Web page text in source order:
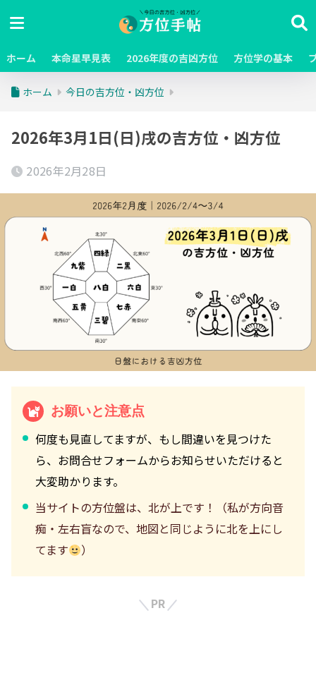
ホーム 本命星早見表 2026年度の吉凶方位 方位学の基本
ホーム 今日の吉方位・凶方位
2026年3月1日(日)戌の吉方位・凶方位
2026年2月28日
お願いと注意点
何度も見直してますが、もし間違いを見つけた
ら、お問合せフォームからお知らせいただけると
大変助かります。
当サイトの方位盤は、北が上です！（私が方向音
痴・左右盲なので、地図と同じように北を上にし
てます
）
PR